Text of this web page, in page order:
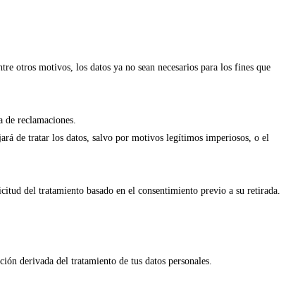
otros motivos, los datos ya no sean necesarios para los fines que
reclamaciones.
de tratar los datos, salvo por motivos legítimos imperiosos, o el
del tratamiento basado en el consentimiento previo a su retirada.
derivada del tratamiento de tus datos personales.